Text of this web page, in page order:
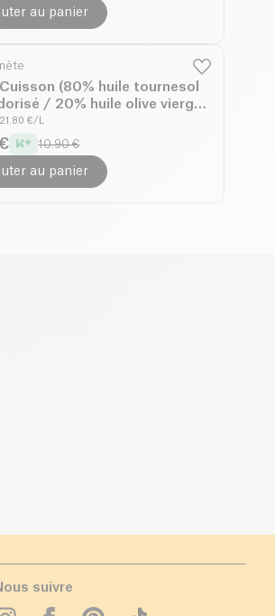
au panier
(80% huile tournesol
/ 20% huile olive vierge
bio
| 21.80 €/L
10.90 €
au panier
suivre